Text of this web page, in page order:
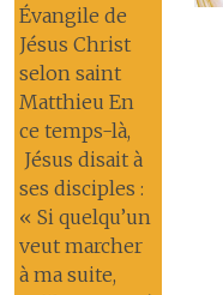
Évangile de
Jésus Christ
selon saint
Matthieu En
ce temps-là,
Jésus disait à
ses disciples :
« Si quelqu’un
veut marcher
à ma suite,